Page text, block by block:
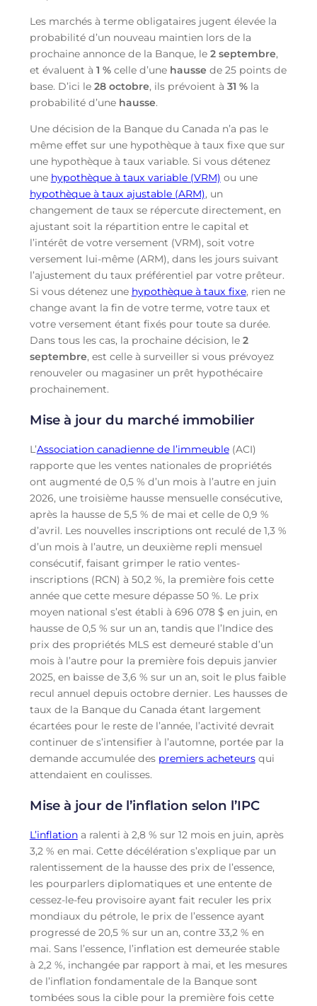
Les marchés à terme obligataires jugent élevée la
probabilité d’un nouveau maintien lors de la
prochaine annonce de la Banque, le 2 septembre,
et évaluent à 1 %celle d’une hausse de 25 points de
base. D’ici le 28 octobre, ils prévoient à 31 %la
probabilité d’une hausse.
Une décision de la Banque du Canada n’a pas le
même effet sur une hypothèque à taux fixe que sur
une hypothèque à taux variable. Si vous détenez
une hypothèque à taux variable (VRM) ou une
hypothèque à taux ajustable (ARM), un
changement de taux se répercute directement, en
ajustant soit la répartition entre le capital et
l’intérêt de votre versement (VRM), soit votre
versement lui-même (ARM), dans les jours suivant
l’ajustement du taux préférentiel par votre prêteur.
Si vous détenez une hypothèque à taux fixe, rien ne
change avant la fin de votre terme, votre taux et
votre versement étant fixés pour toute sa durée.
Dans tous les cas, la prochaine décision, le 2
septembre, est celle à surveiller si vous prévoyez
renouveler ou magasiner un prêt hypothécaire
prochainement.
Mise à jour du marché immobilier
L’Association canadienne de l’immeuble(ACI)
rapporte que les ventes nationales de propriétés
ont augmenté de 0,5 % d’un mois à l’autre en juin
2026, une troisième hausse mensuelle consécutive,
après la hausse de 5,5 % de mai et celle de 0,9 %
d’avril. Les nouvelles inscriptions ont reculé de 1,3 %
d’un mois à l’autre, un deuxième repli mensuel
consécutif, faisant grimper le ratio ventes-
inscriptions (RCN) à 50,2 %, la première fois cette
année que cette mesure dépasse 50 %. Le prix
moyen national s’est établi à 696 078 $ en juin, en
hausse de 0,5 % sur un an, tandis que l’Indice des
prix des propriétés MLS est demeuré stable d’un
mois à l’autre pour la première fois depuis janvier
2025, en baisse de 3,6 % sur un an, soit le plus faible
recul annuel depuis octobre dernier. Les hausses de
taux de la Banque du Canada étant largement
écartées pour le reste de l’année, l’activité devrait
continuer de s’intensifier à l’automne, portée par la
demande accumulée des premiers acheteursqui
attendaient en coulisses.
Mise à jour de l’inflation selon l’IPC
L’inflationa ralenti à 2,8 % sur 12 mois en juin, après
3,2 % en mai. Cette décélération s’explique par un
ralentissement de la hausse des prix de l’essence,
les pourparlers diplomatiques et une entente de
cessez-le-feu provisoire ayant fait reculer les prix
mondiaux du pétrole, le prix de l’essence ayant
progressé de 20,5 % sur un an, contre 33,2 % en
mai. Sans l’essence, l’inflation est demeurée stable
à 2,2 %, inchangée par rapport à mai, et les mesures
de l’inflation fondamentale de la Banque sont
tombées sous la cible pour la première fois cette